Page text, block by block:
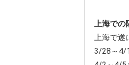
上海での
上海で遂
3/28～4/